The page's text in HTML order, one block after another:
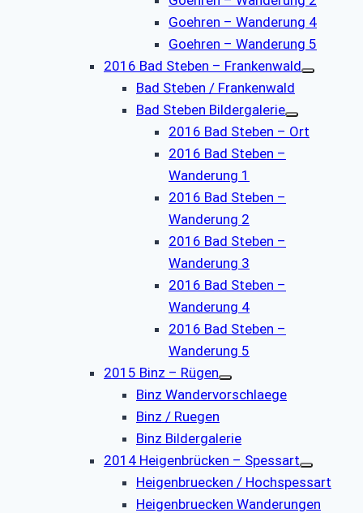
Goehren – Wanderung 4
Goehren – Wanderung 5
2016 Bad Steben – Frankenwald
Bad Steben / Frankenwald
Bad Steben Bildergalerie
2016 Bad Steben – Ort
2016 Bad Steben –
Wanderung 1
2016 Bad Steben –
Wanderung 2
2016 Bad Steben –
Wanderung 3
2016 Bad Steben –
Wanderung 4
2016 Bad Steben –
Wanderung 5
2015 Binz – Rügen
Binz Wandervorschlaege
Binz / Ruegen
Binz Bildergalerie
2014 Heigenbrücken – Spessart
Heigenbruecken / Hochspessart
Heigenbruecken Wanderungen